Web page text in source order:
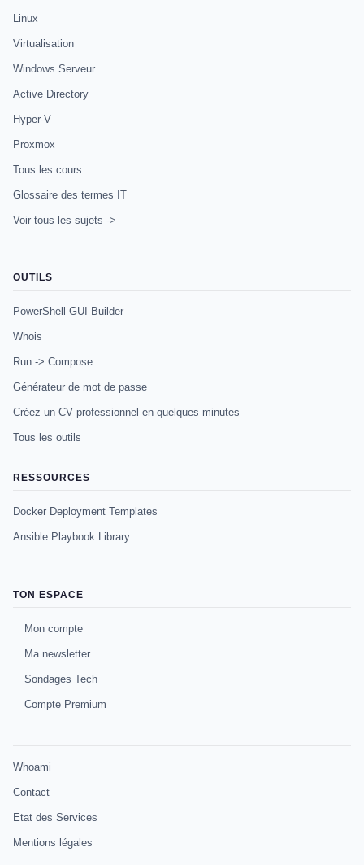
Linux
Virtualisation
Windows Serveur
Active Directory
Hyper-V
Proxmox
Tous les cours
Glossaire des termes IT
Voir tous les sujets ->
OUTILS
PowerShell GUI Builder
Whois
Run -> Compose
Générateur de mot de passe
Créez un CV professionnel en quelques minutes
Tous les outils
RESSOURCES
Docker Deployment Templates
Ansible Playbook Library
TON ESPACE
Mon compte
Ma newsletter
Sondages Tech
Compte Premium
Whoami
Contact
Etat des Services
Mentions légales